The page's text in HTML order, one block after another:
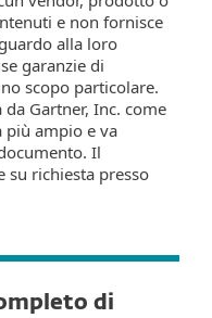
e non fornisce
alla loro
garanzie di
scopo particolare.
Gartner, Inc. come
più ampio e va
Il
su richiesta presso
di